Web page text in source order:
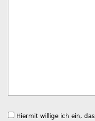
Hiermit willige ich ein,